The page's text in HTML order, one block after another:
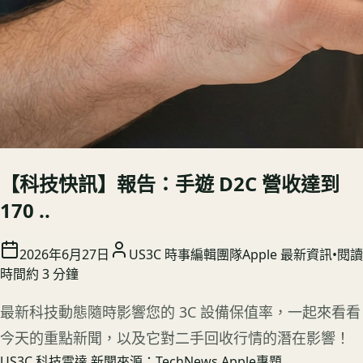
【科技快訊】報告：手遊 D2C 營收達到
170 ..
2026年6月27日 US3C 時事編輯團隊Apple 最新資訊•閱讀
時間約 3分鐘
最新科技動態隨時影響您的 3C 設備保值率，一起來看看
今天的重點新聞，以及它對二手回收行情的潛在影響！